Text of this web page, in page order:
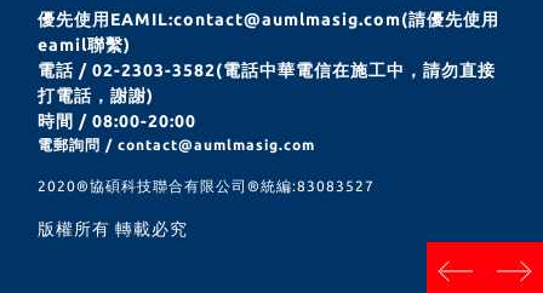
優先使用EAMIL:contact@aumlmasig.com(請優先使用
eamil聯繫)
電話 / 02-2303-3582(電話中華電信在施工中，請勿直接
打電話，謝謝)
時間 / 08:00-20:00
電郵詢問 / contact@aumlmasig.com
2020®︎協碩科技聯合有限公司®︎統編:83083527
版權所有 轉載必究
prev next